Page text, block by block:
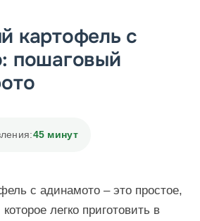
картофель с
пошаговый
45 минут
с адинамото – это простое,
легко приготовить в